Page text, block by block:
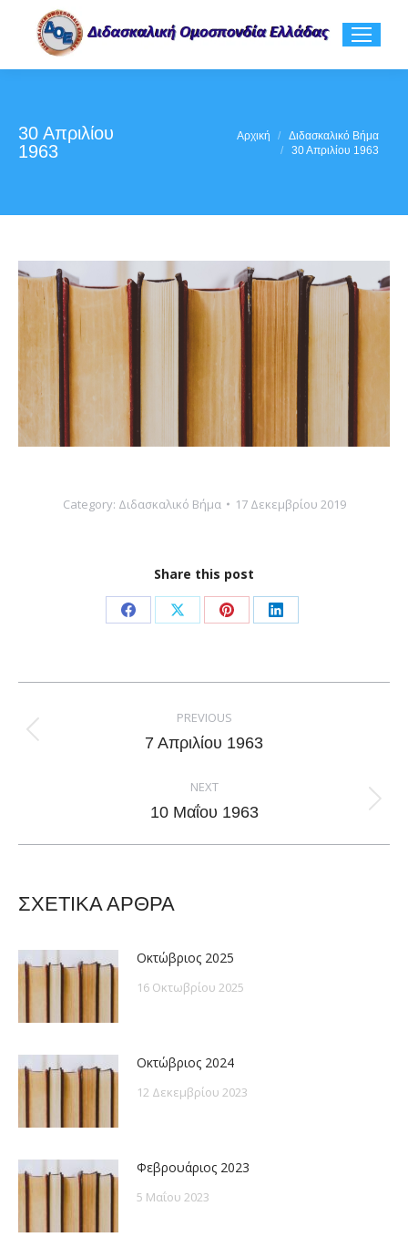
30 Απριλίου
1963
Αρχική
Διδασκαλικό Βήμα
30 Απριλίου 1963
Category: Διδασκαλικό Βήμα 17 Δεκεμβρίου 2019
Share this post
Share
Facebook
Share
X
Share
Pinterest
Share
LinkedIn
navigation
PREVIOUS
Previous
7 Απριλίου 1963
NEXT
Next
10 Μαΐου 1963
ΣΧΕΤΙΚΑ ΑΡΘΡΑ
Οκτώβριος 2025
16 Οκτωβρίου 2025
Οκτώβριος 2024
12 Δεκεμβρίου 2023
Φεβρουάριος 2023
5 Μαΐου 2023